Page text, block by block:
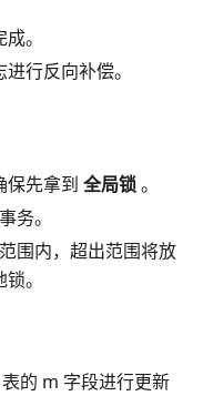
。
行反向补偿。
保先拿到 全局锁。
务。
围内，超出范围将放
。
的 m 字段进行更新